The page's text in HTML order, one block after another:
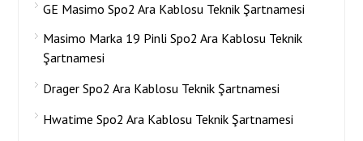
GE Masimo Spo2 Ara Kablosu Teknik Şartnamesi
Masimo Marka 19 Pinli Spo2 Ara Kablosu Teknik
Şartnamesi
Drager Spo2 Ara Kablosu Teknik Şartnamesi
Hwatime Spo2 Ara Kablosu Teknik Şartnamesi